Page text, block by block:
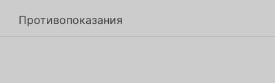
Противопоказания
Противопоказания